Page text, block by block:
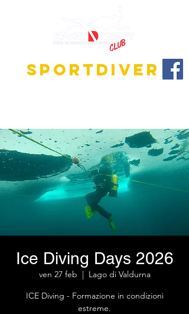
SPORTDIVER
Ice Diving Days 2026
ven 27 feb
  |
Lago di Valdurna
ICE Diving - Formazione in condizioni
estreme.